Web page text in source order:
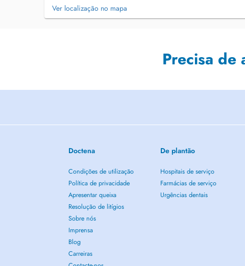
Ver localização no mapa
Precisa de
Doctena
Condições de utilização
Política de privacidade
Apresentar queixa
Resolução de litígios
Sobre nós
Imprensa
Blog
Carreiras
De plantão
Hospitais de serviço
Farmácias de serviço
Urgências dentais